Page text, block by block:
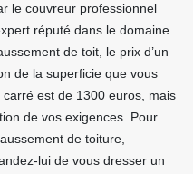
le couvreur professionnel
réputé dans le domaine
de toit, le prix d’un
de la superficie que vous
est de 1300 euros, mais
de vos exigences. Pour
de toiture,
lui de vous dresser un